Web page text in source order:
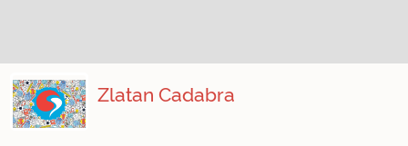
Zlatan Cadabra